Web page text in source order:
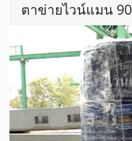
ตาข่ายไวน์แมน 90